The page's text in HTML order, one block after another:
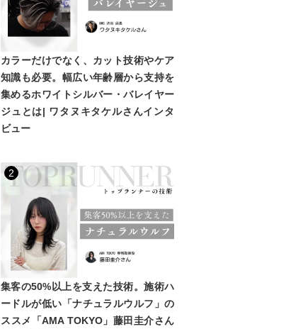
カラーだけでなく、カット技術やケア
知識も必要。幅広い年齢層から支持を
集めるホワイトシルバー・バレイヤー
ジュとは| ワタヌキタケルさんインタ
ビュー
2
集客の50%以上を支えた技術。施術ハ
ードルが低い「ナチュラルウルフ」の
ススメ「AMA TOKYO」藤田圭介さん